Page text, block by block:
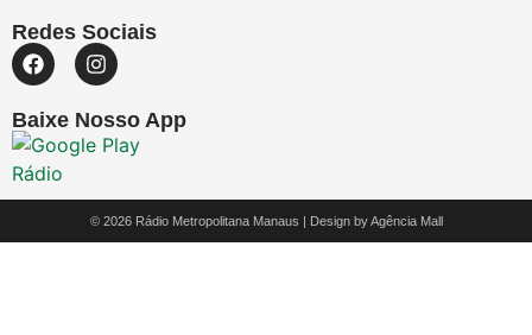
Redes Sociais
Baixe Nosso App
© 2026 Rádio Metropolitana Manaus | Design byAgência Mall